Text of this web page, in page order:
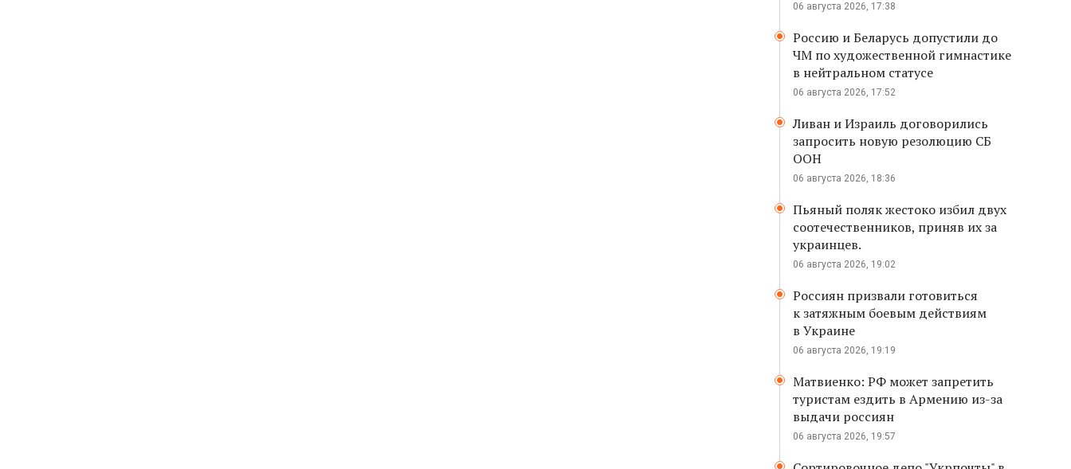
06 августа 2026, 17:38
Россию и Беларусь допустили до
ЧМ по художественной гимнастике
в нейтральном статусе
06 августа 2026, 17:52
Ливан и Израиль договорились
запросить новую резолюцию СБ
ООН
06 августа 2026, 18:36
Пьяный поляк жестоко избил двух
соотечественников, приняв их за
украинцев.
06 августа 2026, 19:02
Россиян призвали готовиться
к затяжным боевым действиям
в Украине
06 августа 2026, 19:19
Матвиенко: РФ может запретить
туристам ездить в Армению из-за
выдачи россиян
06 августа 2026, 19:57